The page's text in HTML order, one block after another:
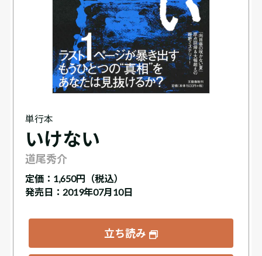
単行本
いけない
道尾秀介
定価： 1,650円（税込）
発売日：2019年07月10日
立ち読み